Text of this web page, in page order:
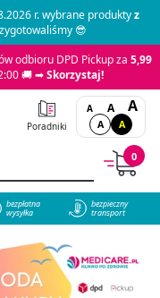
r. wybrane produktyz
😎
odbioru DPD Pickup za 5,99
🚚 ➡Skorzystaj!
Poradniki
A A A
A A
0
bezpłatna
wysyłka
bezpieczny
transport